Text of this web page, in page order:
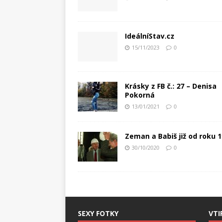
IdeálníStav.cz
15/11/2023 0
Krásky z FB č.: 27 – Denisa
Pokorná
13/01/2021 0
Zeman a Babiš již od roku
30/10/2020 0
SEXY FOTKY